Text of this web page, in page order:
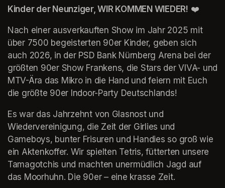
Kinder der Neunziger, WIR KOMMEN WIEDER! ❤️
Nach einer ausverkauften Show im Jahr 2025 mit
über 7500 begeisterten 90er Kinder, geben sich
auch 2026, in der PSD Bank Nürnberg Arena bei der
größten 90er Show Frankens, die Stars der VIVA- und
MTV-Ära das Mikro in die Hand und feiern mit Euch
die größte 90er Indoor-Party Deutschlands!
Es war das Jahrzehnt von Glasnost und
Wiedervereinigung, die Zeit der Girlies und
Gameboys, bunter Frisuren und Handies so groß wie
ein Aktenkoffer. Wir spielten Tetris, fütterten unsere
Tamagotchis und machten unermüdlich Jagd auf
das Moorhuhn. Die 90er – eine krasse Zeit.